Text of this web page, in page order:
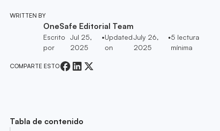
WRITTEN BY
OneSafe Editorial Team
Escrito
por
Jul 25,
2025
•Updated
on
July 26,
2025
•5 lectura
mínima
COMPARTE ESTO
Tabla de contenido